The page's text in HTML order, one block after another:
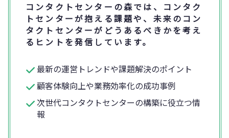
コンタクトセンターの森では、コンタク
トセンターが抱える課題や、未来のコン
タクトセンターがどうあるべきかを考え
るヒントを発信しています。
最新の運営トレンドや課題解決のポイント
顧客体験向上や業務効率化の成功事例
次世代コンタクトセンターの構築に役立つ情
報